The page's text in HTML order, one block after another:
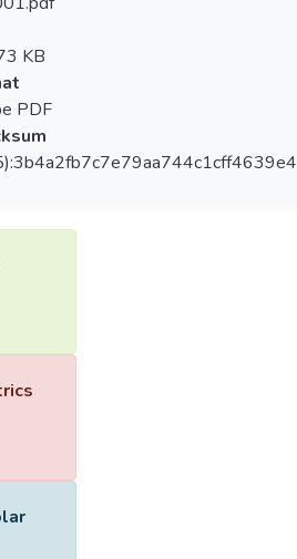
KB
PDF